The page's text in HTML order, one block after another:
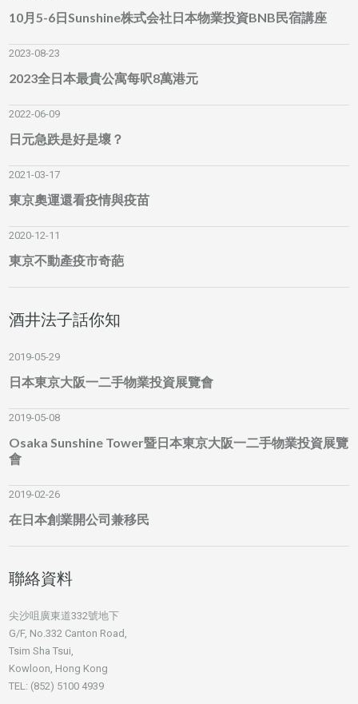
10月5-6日Sunshine株式会社日本物業投資BNB民宿講座
2023-08-23
2023全日本最貴公寓每呎8萬港元
2022-06-09
日元急跌是好是壞？
2021-03-17
東京奧運還看疫情與疫苗
2020-12-11
東京不動產疫市奇葩
酒井法子話你知
2019-05-29
日本東京大阪一二手物業投資展覽會
2019-05-08
Osaka Sunshine Tower暨日本東京大阪一二手物業投資展覽
會
2019-02-26
在日本創業開公司兼移民
聯絡資料
尖沙咀廣東道332號地下
G/F, No.332 Canton Road,
Tsim Sha Tsui,
Kowloon, Hong Kong
TEL: (852) 5100 4939